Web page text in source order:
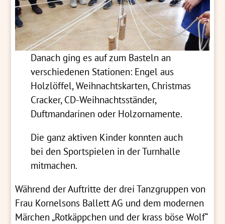
Danach ging es auf zum Basteln an
verschiedenen Stationen: Engel aus
Holzlöffel, Weihnachtskarten, Christmas
Cracker, CD-Weihnachtsständer,
Duftmandarinen oder Holzornamente.
Die ganz aktiven Kinder konnten auch
bei den Sportspielen in der Turnhalle
mitmachen.
Während der Auftritte der drei Tanzgruppen von
Frau Kornelsons Ballett AG und dem modernen
Märchen „Rotkäppchen und der krass böse Wolf“